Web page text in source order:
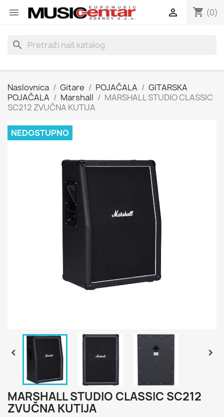
 shopping_cart (0)

search
Naslovnica Gitare POJAČALA
GITARSKA
POJAČALA
Marshall
MARSHALL STUDIO CLASSIC
SC212 ZVUČNA KUTIJA
NEDOSTUPNO
 
MARSHALL STUDIO CLASSIC SC212
ZVUČNA KUTIJA